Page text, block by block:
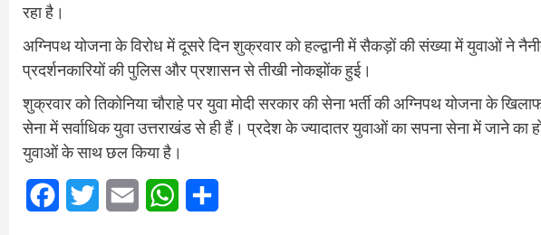
रहा है।
अग्निपथ योजना के विरोध में दूसरे दिन शुक्रवार को हल्द्वानी में सैकड़ों की संख्या में युवाओं ने
प्रदर्शनकारियों की पुलिस और प्रशासन से तीखी नोकझोंक हुई।
शुक्रवार को तिकोनिया चौराहे पर युवा मोदी सरकार की सेना भर्ती की अग्निपथ योजना के
सेना में सर्वाधिक युवा उत्तराखंड से ही हैं। प्रदेश के ज्यादातर युवाओं का सपना सेना में जाने
युवाओं के साथ छल किया है।
FacebookTwitter Email WhatsApp